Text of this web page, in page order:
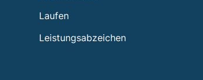
Laufen
Leistungsabzeichen